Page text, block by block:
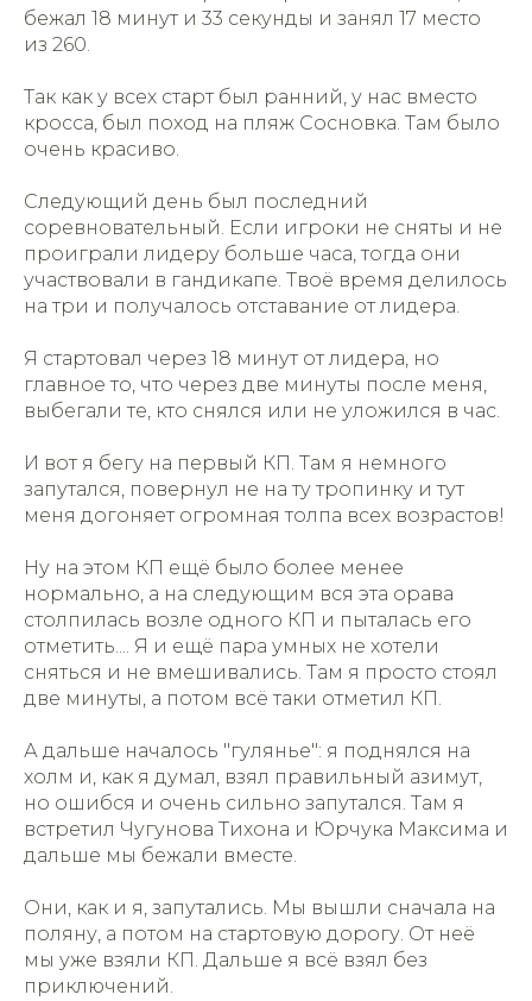
бежал 18 минут и 33 секунды и занял 17 место
из 260.
Так как у всех старт был ранний, у нас вместо
кросса, был поход на пляж Сосновка. Там было
очень красиво.
Следующий день был последний
соревновательный. Если игроки не сняты и не
проиграли лидеру больше часа, тогда они
участвовали в гандикапе. Твоё время делилось
на три и получалось отставание от лидера.
Я стартовал через 18 минут от лидера, но
главное то, что через две минуты после меня,
выбегали те, кто снялся или не уложился в час.
И вот я бегу на первый КП. Там я немного
запутался, повернул не на ту тропинку и тут
меня догоняет огромная толпа всех возрастов!
Ну на этом КП ещё было более менее
нормально, а на следующим вся эта орава
столпилась возле одного КП и пыталась его
отметить.... Я и ещё пара умных не хотели
сняться и не вмешивались. Там я просто стоял
две минуты, а потом всё таки отметил КП.
А дальше началось "гулянье": я поднялся на
холм и, как я думал, взял правильный азимут,
но ошибся и очень сильно запутался. Там я
встретил Чугунова Тихона и Юрчука Максима и
дальше мы бежали вместе.
Они, как и я, запутались. Мы вышли сначала на
поляну, а потом на стартовую дорогу. От неё
мы уже взяли КП. Дальше я всё взял без
приключений.